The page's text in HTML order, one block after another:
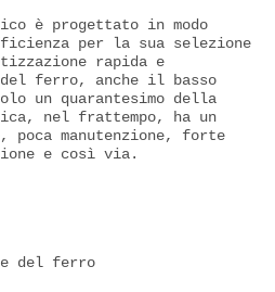
è progettato in modo
per la sua selezione
rapida e
del ferro, anche il basso
un quarantesimo della
nel frattempo, ha un
poca manutenzione, forte
e così via.
del ferro